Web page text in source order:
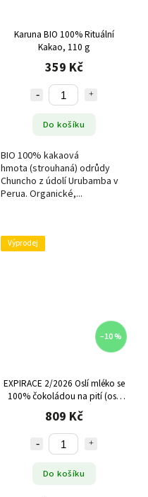
Karuna BIO 100% Rituální
Kakao, 110 g
359 Kč
Do košíku
BIO 100% kakaová
hmota (strouhaná) odrůdy
Chuncho z údolí Urubamba v
Perua. Organické,...
Výprodej
–10 %
EXPIRACE 2/2026 Oslí mléko se
100% čokoládou na pití (oslí
kakao bez cukru) - Naive 100 g
809 Kč
Do košíku